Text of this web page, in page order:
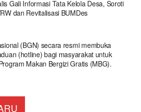
Gali Informasi Tata Kelola Desa, Soroti
dan Revitalisasi BUMDes
(BGN) secara resmi membuka
(hotline) bagi masyarakat untuk
Makan Bergizi Gratis (MBG).